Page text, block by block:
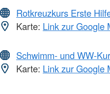
Rotkreuzkurs Erste
Karte: Link zur Google
Schwimm- und WW-
Karte: Link zur Google